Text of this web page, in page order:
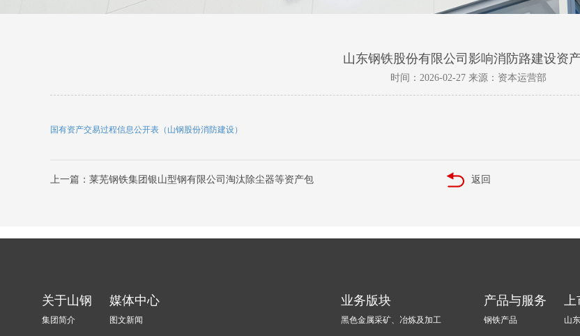
山东钢铁股份有限公司影响消防路建设资
时间：2026-02-27 来源：资本运营部
国有资产交易过程信息公开表（山钢股份消防建设）
上一篇：莱芜钢铁集团银山型钢有限公司淘汰除尘器等资产包 返回
关于山钢
集团简介
媒体中心
图文新闻
业务版块
黑色金属采矿、冶炼及加工
产品与服务
钢铁产品
上
山